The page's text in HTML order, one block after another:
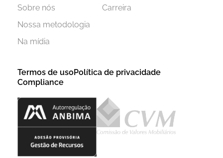
Sobre nós
Nossa metodologia
Na mídia
Carreira
Termos de usoPolítica de privacidade
Compliance